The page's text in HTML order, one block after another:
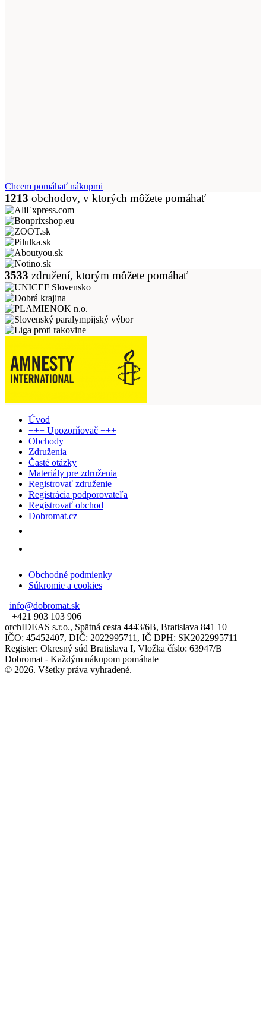
Chcem pomáhať nákupmi
1213 obchodov, v ktorých môžete pomáhať
3533 združení, ktorým môžete pomáhať
Úvod
+++ Upozorňovač +++
Obchody
Združenia
Časté otázky
Materiály pre združenia
Registrovať združenie
Registrácia podporovateľa
Registrovať obchod
Dobromat.cz
Obchodné podmienky
Súkromie a cookies
info@dobromat.sk
+421 903 103 906
orchIDEAS s.r.o., Spätná cesta 4443/6B, Bratislava 841 10
IČO: 45452407, DIČ: 2022995711, IČ DPH: SK2022995711
Register: Okresný súd Bratislava I, Vložka číslo: 63947/B
Dobromat - Každým nákupom pomáhate
© 2026. Všetky práva vyhradené.